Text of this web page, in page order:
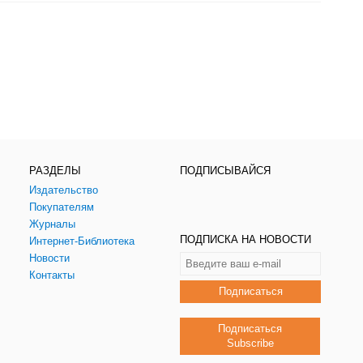
РАЗДЕЛЫ
Издательство
Покупателям
Журналы
Интернет-Библиотека
Новости
Контакты
ПОДПИСЫВАЙСЯ
ПОДПИСКА НА НОВОСТИ
Подписаться
Подписаться
Subscribe